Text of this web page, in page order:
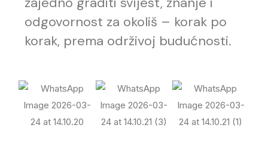
odgovornost za okoliš – korak po
korak, prema održivoj budućnosti.